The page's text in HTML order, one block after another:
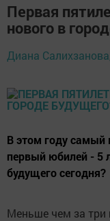
Первая
нового в
Диана
В этом году самый
первый юбилей - 5
будущего сегодня?
Меньше чем за три